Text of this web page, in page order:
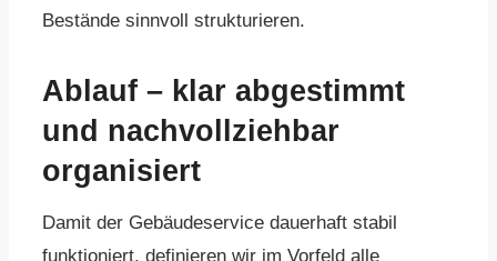
Bestände sinnvoll strukturieren.
Ablauf – klar abgestimmt
und nachvollziehbar
organisiert
Damit der Gebäudeservice dauerhaft stabil
funktioniert, definieren wir im Vorfeld alle